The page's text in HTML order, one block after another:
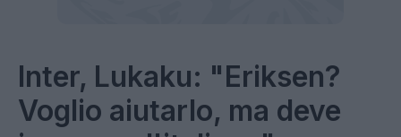
Inter, Lukaku: "Eriksen?
Voglio aiutarlo, ma deve